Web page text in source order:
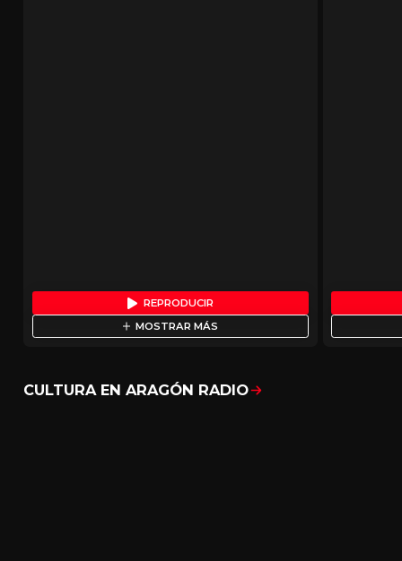
REPRODUCIR
MOSTRAR MÁS
CULTURA EN ARAGÓN RADIOMostrar todo